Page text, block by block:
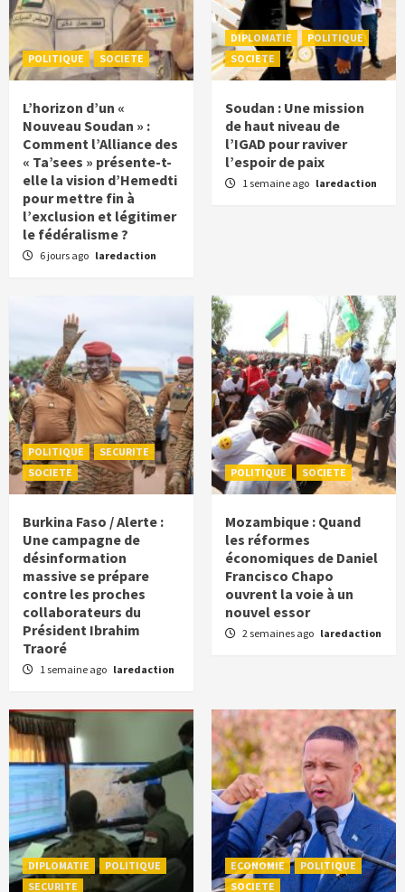
POLITIQUE SOCIETE
L’horizon d’un «
Nouveau Soudan » :
Comment l’Alliance des
« Ta’sees » présente-t-
elle la vision d’Hemedti
pour mettre fin à
l’exclusion et légitimer
le fédéralisme ?
6 jours ago laredaction
DIPLOMATIE
POLITIQUE
SOCIETE
Soudan : Une mission
de haut niveau de
l’IGAD pour raviver
l’espoir de paix
1 semaine ago laredaction
POLITIQUE
SECURITE
SOCIETE
Burkina Faso / Alerte :
Une campagne de
désinformation
massive se prépare
contre les proches
collaborateurs du
Président Ibrahim
Traoré
1 semaine ago laredaction
POLITIQUE SOCIETE
Mozambique : Quand
les réformes
économiques de Daniel
Francisco Chapo
ouvrent la voie à un
nouvel essor
2 semaines ago laredaction
DIPLOMATIE
POLITIQUE
SECURITE
ECONOMIE
POLITIQUE
SOCIETE